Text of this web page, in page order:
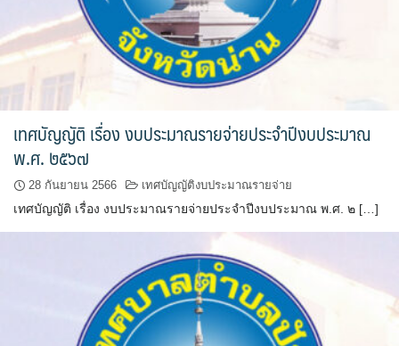
ปวินท์ศิลป์แกลอรี่แอนด์รีสอร์ท
ปัว พาโนราม่า รีสอร์ท
ปัวตรึงใจ๋ รีสอร์ท
ปัวนาน่านแคมป์ปิ้ง
ปัวพัตรา โฮเทล
ปัวพาราไดซ์เพลส
ปัวเดอวิว บูติค รีสอร์ท
เทศบัญญัติ เรื่อง งบประมาณรายจ่ายประจำปีงบประมาณ
พ.ศ. ๒๕๖๗
28 กันยายน 2566 เทศบัญญัติงบประมาณรายจ่าย
เทศบัญญัติ เรื่อง งบประมาณรายจ่ายประจำปีงบประมาณ พ.ศ. ๒ […]